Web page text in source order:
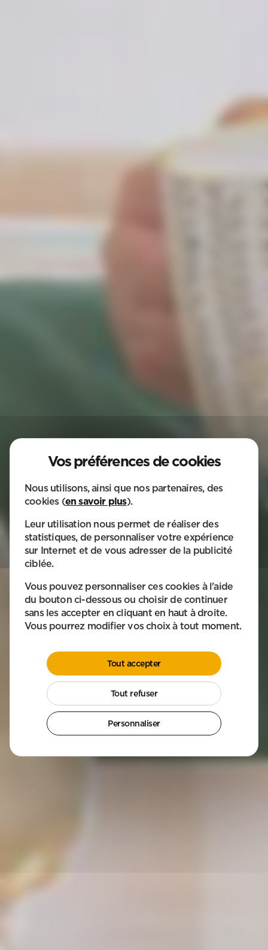
BESOIN
D'UN SERVICE ?
COMMENT POUVONS-NOUS VOUS AIDER ?
Aide à domicile Ménage & Repassage Garde d’enfants
Jardinage & Bricolage
Où devons-nous intervenir ? L’agence APEF la plus proche prend le
Obtenir mon devis
Nous utilisons, ainsi que nos partenaires, des
cookies (en savoir plus).
Leur utilisation nous permet de réaliser des
statistiques, de personnaliser votre expérience
sur Internet et de vous adresser de la publicité
ciblée.
Vous pouvez personnaliser ces cookies à l'aide
du bouton ci-dessous ou choisir de continuer
sans les accepter en cliquant en haut à droite.
Vous pourrez modifier vos choix à tout moment.
Tout accepter
Tout refuser
Personnaliser